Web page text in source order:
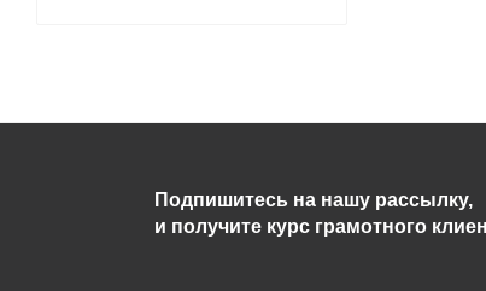
Подпишитесь на нашу рассылку,
и получите курс грамотного